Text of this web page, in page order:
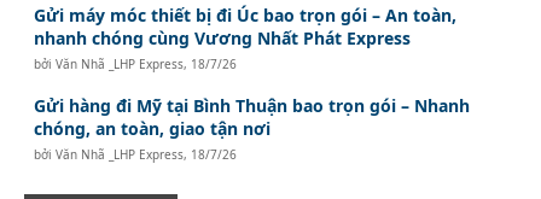
Gửi máy móc thiết bị đi Úc bao trọn gói – An toàn,
nhanh chóng cùng Vương Nhất Phát Express
bởiVăn Nhã _LHP Express, 18/7/26
Gửi hàng đi Mỹ tại Bình Thuận bao trọn gói – Nhanh
chóng, an toàn, giao tận nơi
bởiVăn Nhã _LHP Express, 18/7/26